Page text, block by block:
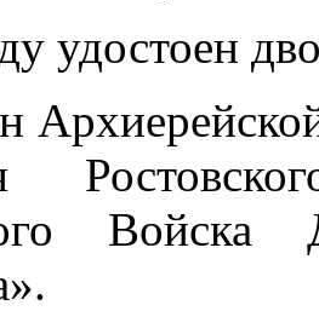
удостоен
Войска